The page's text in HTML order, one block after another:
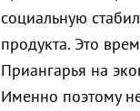
социальную
продукта. Это
Приангарья на
Именно поэтому